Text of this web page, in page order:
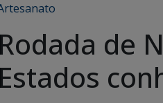
Rodada de
Estados